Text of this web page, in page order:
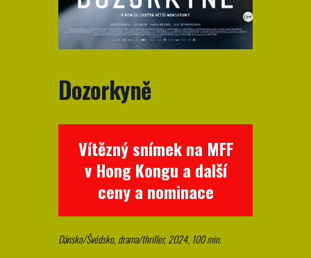
Dozorkyně
Vítězný snímek na MFF
v Hong Kongu a další
ceny a nominace
Dánsko/Švédsko, drama/thriller, 2024, 100 min.